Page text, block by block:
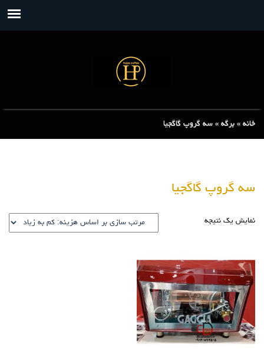
خانه » برگه » سه گروپ گاگجیا
سه گروپ گاگجیا
نمایش یک نتیجه